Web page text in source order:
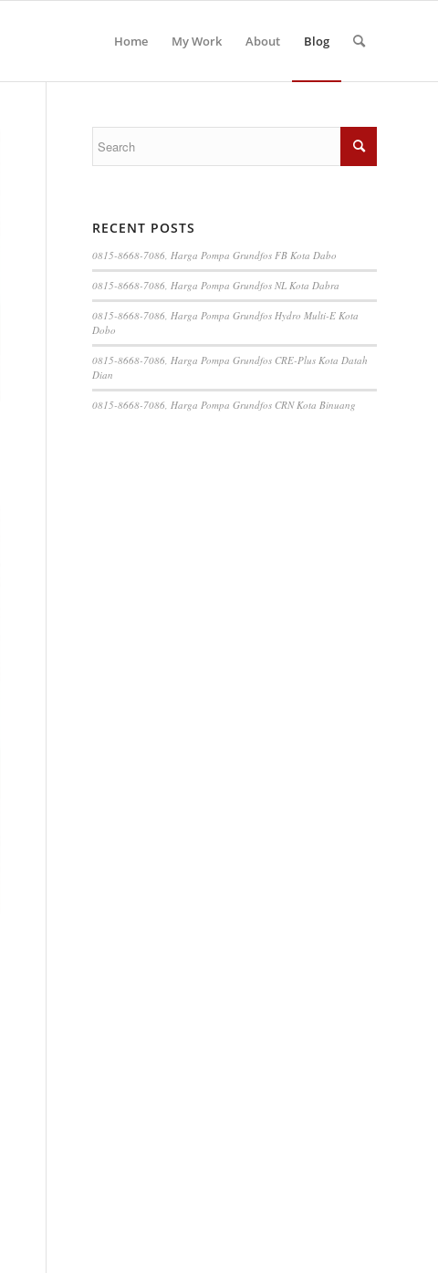
Home My Work About Blog
RECENT POSTS
0815-8668-7086, Harga Pompa Grundfos FB Kota Dabo
0815-8668-7086, Harga Pompa Grundfos NL Kota Dabra
0815-8668-7086, Harga Pompa Grundfos Hydro Multi-E Kota
Dobo
0815-8668-7086, Harga Pompa Grundfos CRE-Plus Kota Datah
Dian
0815-8668-7086, Harga Pompa Grundfos CRN Kota Binuang